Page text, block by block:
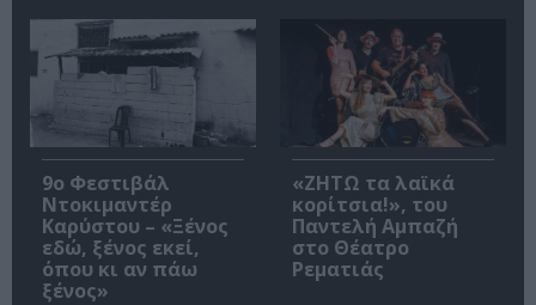
9ο Φεστιβάλ
Ντοκιμαντέρ
Καρύστου – «Ξένος
εδώ, ξένος εκεί,
όπου κι αν πάω
ξένος»
«ΖΗΤΩ τα λαϊκά
κορίτσια!», του
Παντελή Αμπαζή
στο Θέατρο
Ρεματιάς